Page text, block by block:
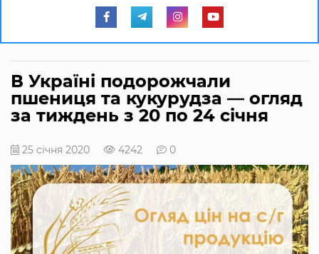
В Україні подорожчали
пшениця та кукурудза — огляд
за тиждень з 20 по 24 січня
25 січня 2020 4242 0